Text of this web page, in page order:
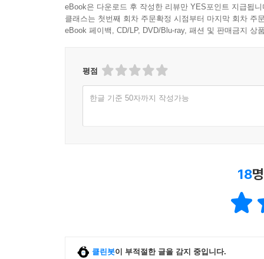
eBook은 다운로드 후 작성한 리뷰만 YES포인트 지급됩니
클래스는 첫번째 회차 주문확정 시점부터 마지막 회차 주
eBook 페이백, CD/LP, DVD/Blu-ray, 패션 및 판매금지 상
평점
한글 기준 50자까지 작성가능
18
클린봇이 부적절한 글을 감지 중입니다.